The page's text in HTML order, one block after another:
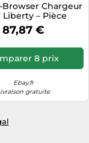
Chargeur
Liberty – Pièce
certifiée – Réf
ASSY
87,87 €
8 prix
Ebay.fr
gratuite